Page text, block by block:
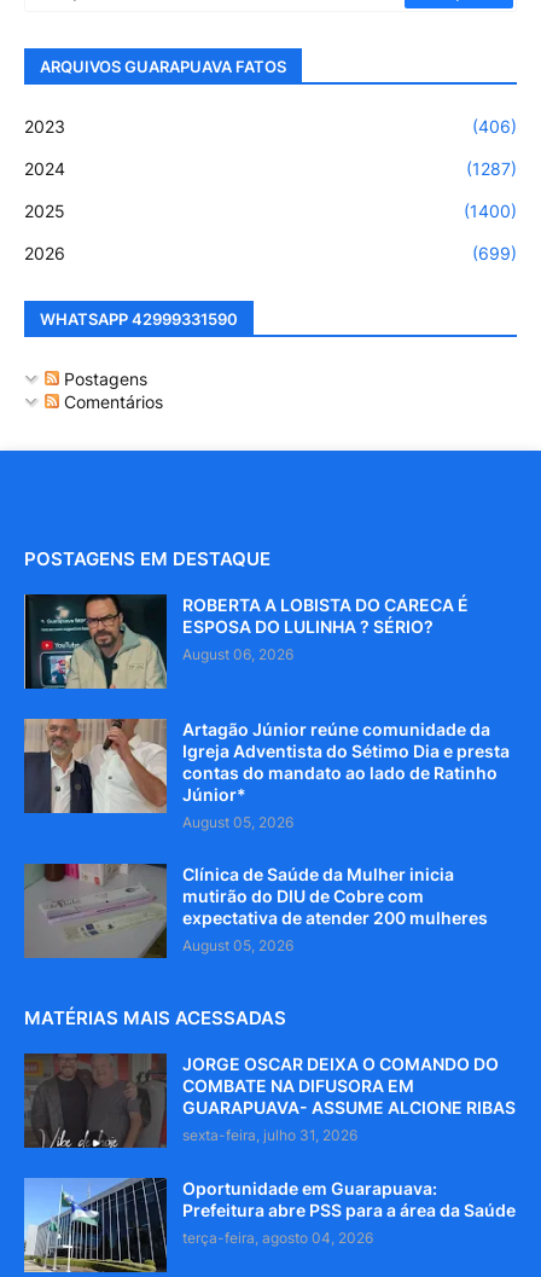
ARQUIVOS GUARAPUAVA FATOS
2023 (406)
2024 (1287)
2025 (1400)
2026 (699)
WHATSAPP 42999331590
Postagens
Comentários
POSTAGENS EM DESTAQUE
ROBERTA A LOBISTA DO CARECA É
ESPOSA DO LULINHA ? SÉRIO?
August 06, 2026
Artagão Júnior reúne comunidade da
Igreja Adventista do Sétimo Dia e presta
contas do mandato ao lado de Ratinho
Júnior*
August 05, 2026
Clínica de Saúde da Mulher inicia
mutirão do DIU de Cobre com
expectativa de atender 200 mulheres
August 05, 2026
MATÉRIAS MAIS ACESSADAS
JORGE OSCAR DEIXA O COMANDO DO
COMBATE NA DIFUSORA EM
GUARAPUAVA- ASSUME ALCIONE RIBAS
sexta-feira, julho 31, 2026
Oportunidade em Guarapuava:
Prefeitura abre PSS para a área da Saúde
terça-feira, agosto 04, 2026